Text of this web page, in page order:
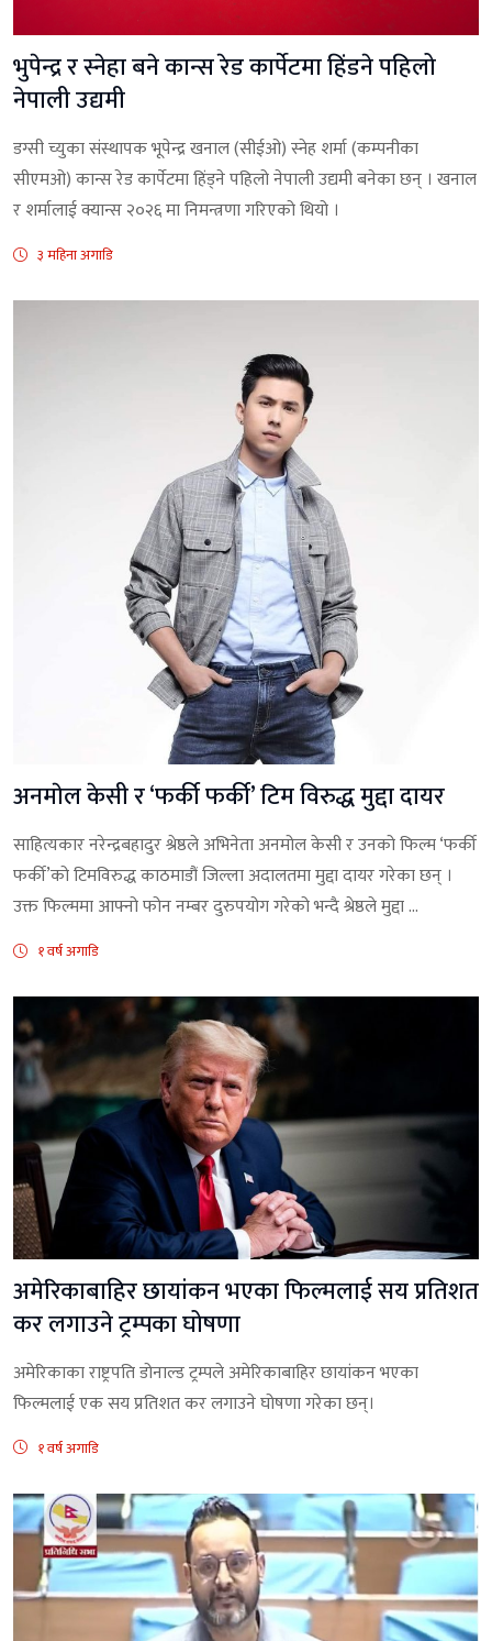
भुपेन्द्र र स्नेहा बने कान्स रेड कार्पेटमा हिंडने पहिलो
नेपाली उद्यमी
डग्सी च्युका संस्थापक भूपेन्द्र खनाल (सीईओ) स्नेह शर्मा (कम्पनीका
सीएमओ) कान्स रेड कार्पेटमा हिंड्ने पहिलो नेपाली उद्यमी बनेका छन् । खनाल
र शर्मालाई क्यान्स २०२६ मा निमन्त्रणा गरिएको थियो ।
३ महिना अगाडि
अनमाेल केसी र ‘फर्की फर्की’ टिम विरुद्ध मुद्दा दायर
साहित्यकार नरेन्द्रबहादुर श्रेष्ठले अभिनेता अनमोल केसी र उनको फिल्म ‘फर्की
फर्की’को टिमविरुद्ध काठमाडौं जिल्ला अदालतमा मुद्दा दायर गरेका छन् ।
उक्त फिल्ममा आफ्नो फोन नम्बर दुरुपयोग गरेको भन्दै श्रेष्ठले मुद्दा ...
१ वर्ष अगाडि
अमेरिकाबाहिर छायांकन भएका फिल्मलाई सय प्रतिशत
कर लगाउने ट्रम्पका घोषणा
अमेरिकाका राष्ट्रपति डोनाल्ड ट्रम्पले अमेरिकाबाहिर छायांकन भएका
फिल्मलाई एक सय प्रतिशत कर लगाउने घोषणा गरेका छन्।
१ वर्ष अगाडि